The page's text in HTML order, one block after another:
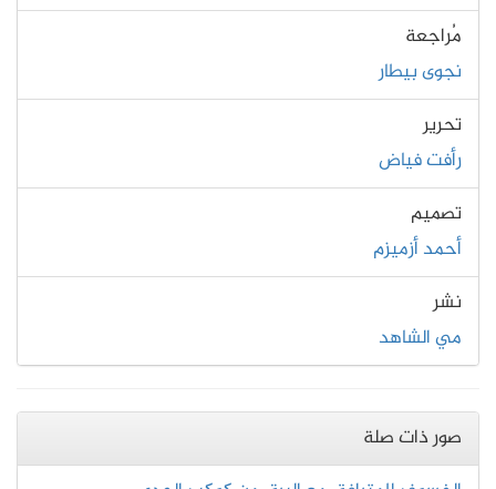
مُراجعة
نجوى بيطار
تحرير
رأفت فياض
تصميم
أحمد أزميزم
نشر
مي الشاهد
صور ذات صلة